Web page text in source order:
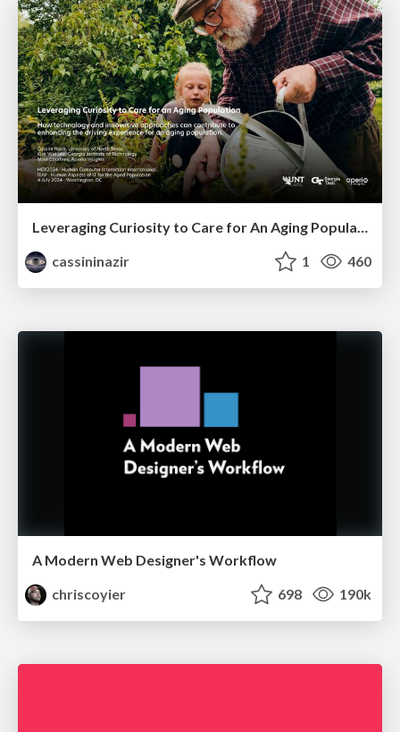
Leveraging Curiosity to Care for An Aging Population
cassininazir
1 460
A Modern Web Designer's Workflow
chriscoyier
698 190k